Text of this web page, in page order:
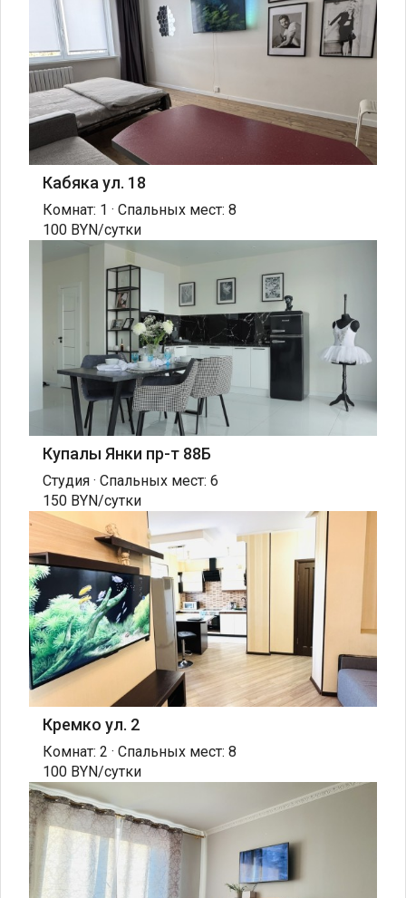
Кабяка ул. 18
Комнат: 1 · Спальных мест: 8
100 BYN/сутки
Купалы Янки пр-т 88Б
Студия · Спальных мест: 6
150 BYN/сутки
Кремко ул. 2
Комнат: 2 · Спальных мест: 8
100 BYN/сутки